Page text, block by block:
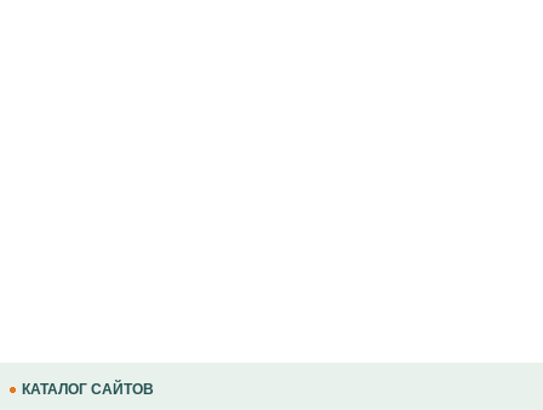
КАТАЛОГ САЙТОВ